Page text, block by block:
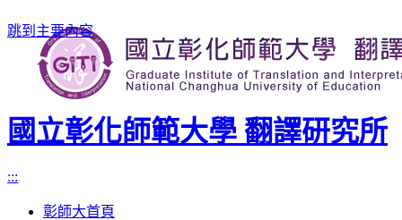
跳到主要內容
國立彰化師範大學 翻譯研究所
:::
彰師大首頁